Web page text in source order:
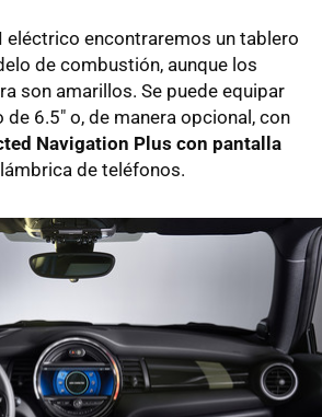
eléctrico encontraremos un tablero
de combustión, aunque los
son amarillos. Se puede equipar
6.5" o, de manera opcional, con
Navigation Plus con pantalla
de teléfonos.